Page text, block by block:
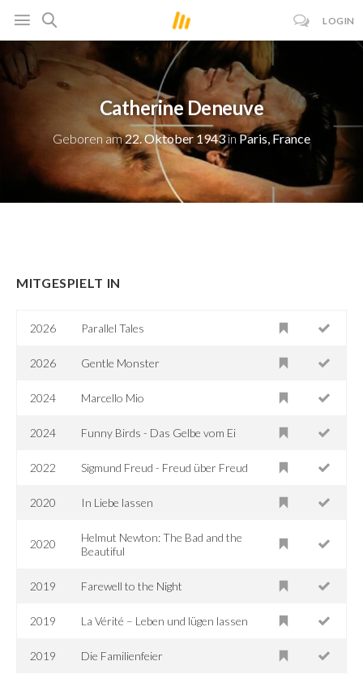
LOGIN
Catherine Deneuve
Geboren am22. Oktober 1943inParis, France
MITGESPIELT IN
2026 Parallel Tales
2026 Gentle Monster
2024 Marcello Mio
2024 Funny Birds - Das Gelbe vom Ei
2022 Sigmund Freud - Freud über Freud
2020 In Liebe lassen
2020
Helmut Newton: The Bad and the
Beautiful
2019 Farewell to the Night
2019 La Vérité – Leben und lügen lassen
2019 Die Familienfeier